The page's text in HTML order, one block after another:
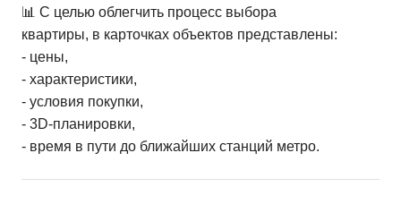
📊 С целью облегчить процесс выбора
квартиры, в карточках объектов представлены:
- цены,
- характеристики,
- условия покупки,
- 3D-планировки,
- время в пути до ближайших станций метро.